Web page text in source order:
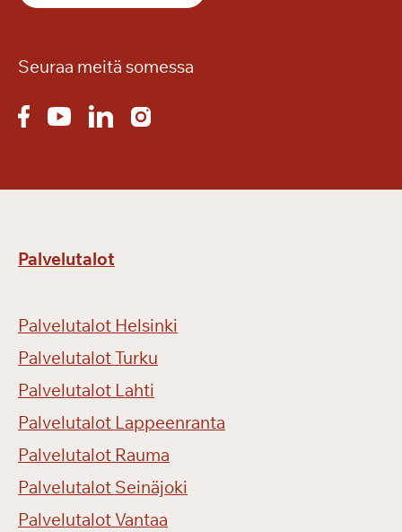
Seuraa meitä somessa
Palvelutalot
Palvelutalot Helsinki
Palvelutalot Turku
Palvelutalot Lahti
Palvelutalot Lappeenranta
Palvelutalot Rauma
Palvelutalot Seinäjoki
Palvelutalot Vantaa